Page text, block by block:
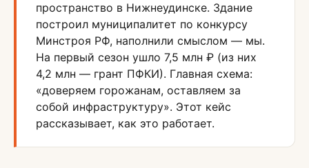
пространство в Нижнеудинске. Здание
построил муниципалитет по конкурсу
Минстроя РФ, наполнили смыслом — мы.
На первый сезон ушло 7,5 млн ₽ (из них
4,2 млн — грант ПФКИ). Главная схема:
«доверяем горожанам, оставляем за
собой инфраструктуру». Этот кейс
рассказывает, как это работает.